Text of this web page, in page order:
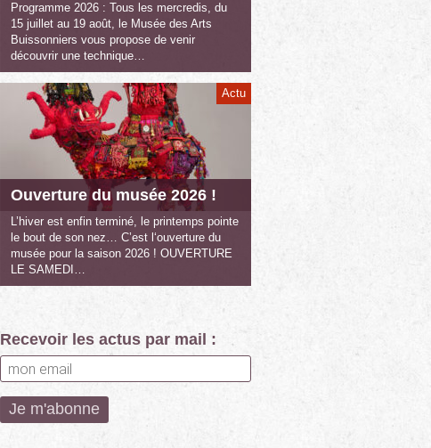
Programme 2026 : Tous les mercredis, du
15 juillet au 19 août, le Musée des Arts
Buissonniers vous propose de venir
découvrir une technique…
Actu
Ouverture du musée 2026 !
L’hiver est enfin terminé, le printemps pointe
le bout de son nez… C’est l‘ouverture du
musée pour la saison 2026 ! OUVERTURE
LE SAMEDI…
Recevoir les actus par mail :